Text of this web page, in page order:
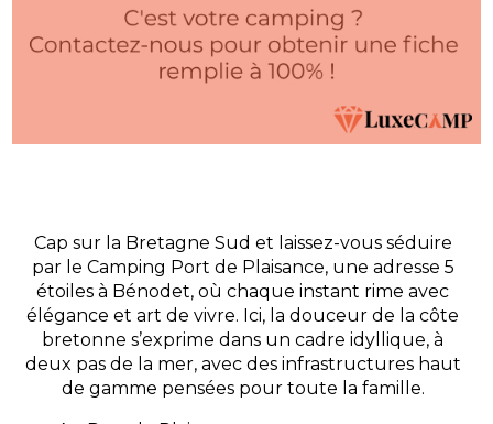
Cap sur la Bretagne Sud et laissez-vous séduire
par le Camping Port de Plaisance, une adresse 5
étoiles à Bénodet, où chaque instant rime avec
élégance et art de vivre. Ici, la douceur de la côte
bretonne s’exprime dans un cadre idyllique, à
deux pas de la mer, avec des infrastructures haut
de gamme pensées pour toute la famille.